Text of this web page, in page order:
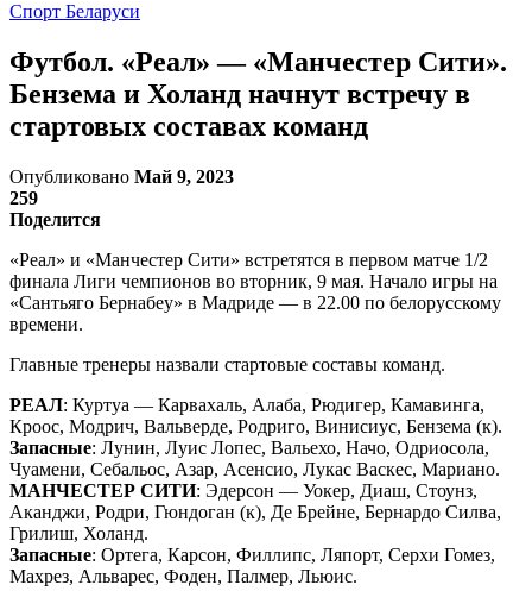
Спорт Беларуси
Футбол. «Реал» — «Манчестер Сити».
Бензема и Холанд начнут встречу в
стартовых составах команд
Опубликовано Май 9, 2023
259
Поделится
«Реал» и «Манчестер Сити» встретятся в первом матче 1/2
финала Лиги чемпионов во вторник, 9 мая. Начало игры на
«Сантьяго Бернабеу» в Мадриде — в 22.00 по белорусскому
времени.
Главные тренеры назвали стартовые составы команд.
РЕАЛ: Куртуа — Карвахаль, Алаба, Рюдигер, Камавинга,
Кроос, Модрич, Вальверде, Родриго, Винисиус, Бензема (к).
Запасные: Лунин, Луис Лопес, Вальехо, Начо, Одриосола,
Чуамени, Себальос, Азар, Асенсио, Лукас Васкес, Мариано.
МАНЧЕСТЕР СИТИ: Эдерсон — Уокер, Диаш, Стоунз,
Аканджи, Родри, Гюндоган (к), Де Брейне, Бернардо Силва,
Грилиш, Холанд.
Запасные: Ортега, Карсон, Филлипс, Ляпорт, Серхи Гомез,
Махрез, Альварес, Фоден, Палмер, Льюис.